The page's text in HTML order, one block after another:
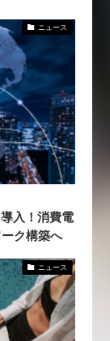
ニュース
入！消費電
ク構築へ
ニュース